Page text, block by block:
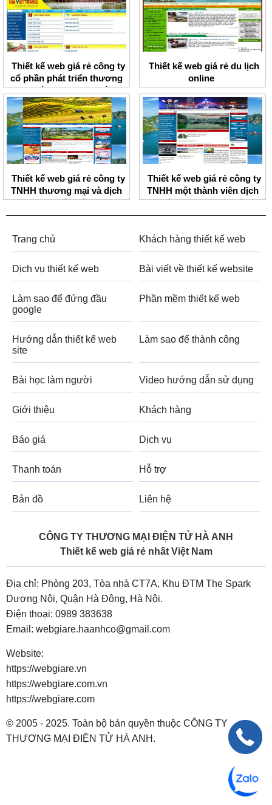
Thiết kế web giá rẻ công ty
cổ phần phát triển thương
mại và du lịch Đại Việt
Thiết kế web giá rẻ du lịch
online
Thiết kế web giá rẻ công ty
TNHH thương mại và dịch
vụ Nhân Văn
Thiết kế web giá rẻ công ty
TNHH một thành viên dịch
vụ và thương mại Hoàng
Chất
Trang chủ Khách hàng thiết kế web
Dịch vụ thiết kế web Bài viết về thiết kế website
Làm sao để đứng đầu
google
Phần mềm thiết kế web
Hướng dẫn thiết kế web
site
Làm sao để thành công
Bài học làm người Video hướng dẫn sử dụng
Giới thiệu Khách hàng
Báo giá Dịch vụ
Thanh toán Hỗ trợ
Bản đồ Liên hệ
CÔNG TY THƯƠNG MẠI ĐIỆN TỬ HÀ ANH
Thiết kế web giá rẻ nhất Việt Nam
Địa chỉ: Phòng 203, Tòa nhà CT7A, Khu ĐTM The Spark
Dương Nội, Quận Hà Đông, Hà Nội.
Điện thoại: 0989 383638
Email: webgiare.haanhco@gmail.com
Website:
https://webgiare.vn
https://webgiare.com.vn
https://webgiare.com
© 2005 - 2025. Toàn bộ bản quyền thuộc CÔNG TY
THƯƠNG MẠI ĐIỆN TỬ HÀ ANH.